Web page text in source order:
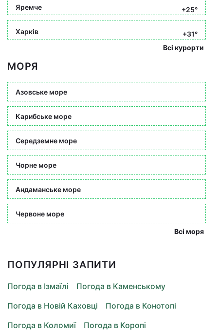
Яремче +25°
Харків
+31°
Всі курорти
МОРЯ
Азовське море
Карибське море
Середземне море
Чорне море
Андаманське море
Червоне море
Всі моря
ПОПУЛЯРНІ ЗАПИТИ
Погода в Ізмаїлі
Погода в Каменському
Погода в Новій Каховці
Погода в Конотопі
Погода в Коломиї
Погода в Коропі